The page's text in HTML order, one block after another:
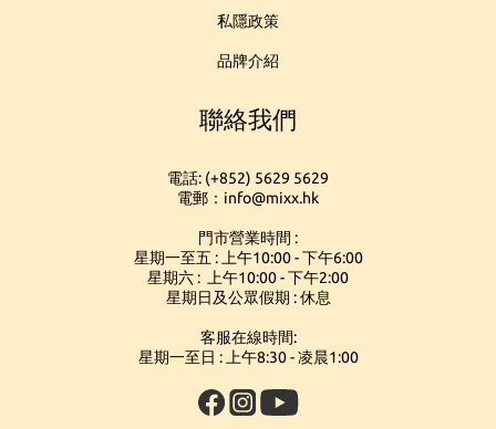
私隱政策
品牌介紹
聯絡我們
電話: (+852) 5629 5629
電郵：info@mixx.hk
門市營業時間 :
星期一至五 : 上午10:00 - 下午6:00
星期六 : 上午10:00 - 下午2:00
星期日及公眾假期 : 休息
客服在線時間:
星期一至日 : 上午8:30 - 凌晨1:00